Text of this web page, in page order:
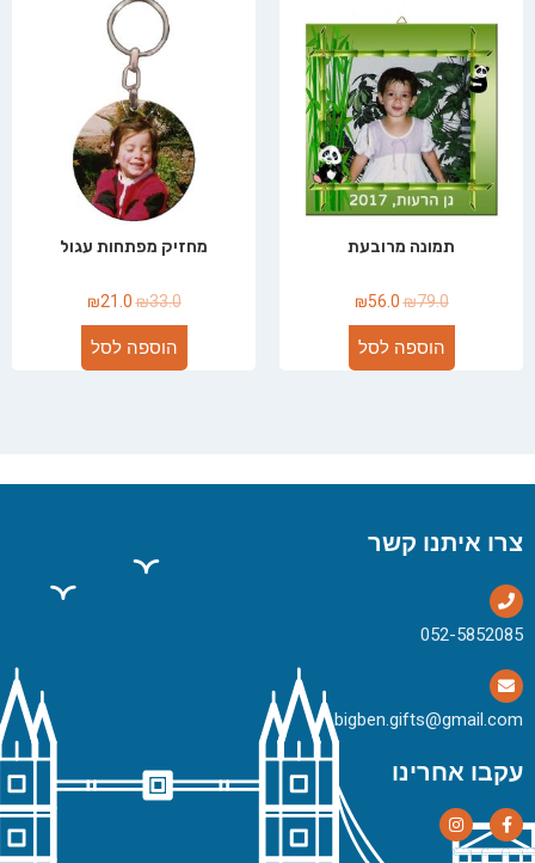
תמונה מרובעת
₪79.0
₪56.0
הוספה לסל
מחזיק מפתחות עגול
₪33.0
₪21.0
הוספה לסל
צרו איתנו קשר
bigben.gifts@gmail.com
עקבו אחרינו